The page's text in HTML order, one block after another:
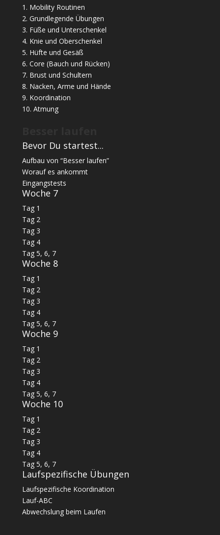
1. Mobility Routinen
2. Grundlegende Übungen
3. Füße und Unterschenkel
4. Knie und Oberschenkel
5. Hüfte und Gesäß
6. Core (Bauch und Rücken)
7. Brust und Schultern
8. Nacken, Arme und Hände
9. Koordination
10. Atmung
Bevor Du startest...
Aufbau von “Besser laufen”
Worauf es ankommt
Eingangstests
Woche 7
Tag 1
Tag 2
Tag 3
Tag 4
Tag 5, 6, 7
Woche 8
Tag 1
Tag 2
Tag 3
Tag 4
Tag 5, 6, 7
Woche 9
Tag 1
Tag 2
Tag 3
Tag 4
Tag 5, 6, 7
Woche 10
Tag 1
Tag 2
Tag 3
Tag 4
Tag 5, 6, 7
Laufspezifische Übungen
Laufspezifische Koordination
Lauf-ABC
Abwechslung beim Laufen